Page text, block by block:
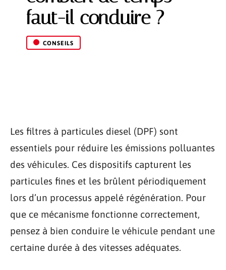
faut-il conduire ?
CONSEILS
Les filtres à particules diesel (DPF) sont
essentiels pour réduire les émissions polluantes
des véhicules. Ces dispositifs capturent les
particules fines et les brûlent périodiquement
lors d’un processus appelé régénération. Pour
que ce mécanisme fonctionne correctement,
pensez à bien conduire le véhicule pendant une
certaine durée à des vitesses adéquates.